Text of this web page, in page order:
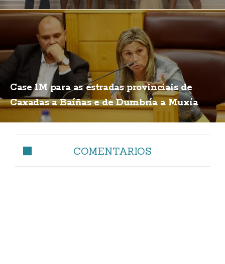
Case 1M para as estradas provinciais de
Caxadas a Baíñas e de Dumbría a Muxía
COMENTARIOS